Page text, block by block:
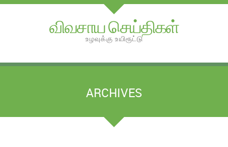
விவசாய செய்திகள்
உழவுக்கு உயிரூட்டு
ARCHIVES